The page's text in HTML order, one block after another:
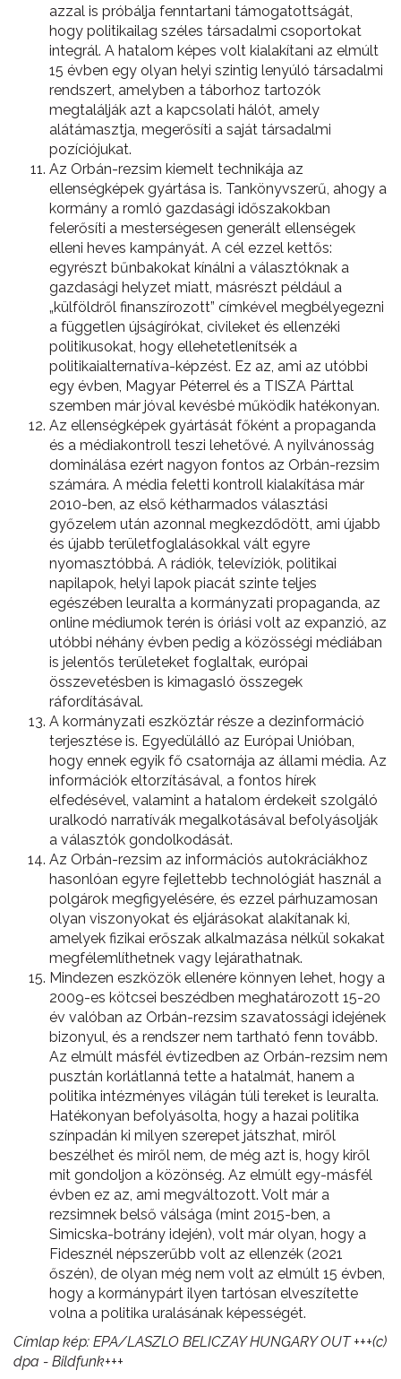
azzal is próbálja fenntartani támogatottságát,
hogy politikailag széles társadalmi csoportokat
integrál. A hatalom képes volt kialakítani az elmúlt
15 évben egy olyan helyi szintig lenyúló társadalmi
rendszert, amelyben a táborhoz tartozók
megtalálják azt a kapcsolati hálót, amely
alátámasztja, megerősíti a saját társadalmi
pozíciójukat.
Az Orbán-rezsim kiemelt technikája az
ellenségképek gyártása is. Tankönyvszerű, ahogy a
kormány a romló gazdasági időszakokban
felerősíti a mesterségesen generált ellenségek
elleni heves kampányát. A cél ezzel kettős:
egyrészt bűnbakokat kínálni a választóknak a
gazdasági helyzet miatt, másrészt például a
„külföldről finanszírozott” címkével megbélyegezni
a független újságírókat, civileket és ellenzéki
politikusokat, hogy ellehetetlenítsék a
politikaialternatíva-képzést. Ez az, ami az utóbbi
egy évben, Magyar Péterrel és a TISZA Párttal
szemben már jóval kevésbé működik hatékonyan.
Az ellenségképek gyártását főként a propaganda
és a médiakontroll teszi lehetővé. A nyilvánosság
dominálása ezért nagyon fontos az Orbán-rezsim
számára. A média feletti kontroll kialakítása már
2010-ben, az első kétharmados választási
győzelem után azonnal megkezdődött, ami újabb
és újabb területfoglalásokkal vált egyre
nyomasztóbbá. A rádiók, televíziók, politikai
napilapok, helyi lapok piacát szinte teljes
egészében leuralta a kormányzati propaganda, az
online médiumok terén is óriási volt az expanzió, az
utóbbi néhány évben pedig a közösségi médiában
is jelentős területeket foglaltak, európai
összevetésben is kimagasló összegek
ráfordításával.
A kormányzati eszköztár része a dezinformáció
terjesztése is. Egyedülálló az Európai Unióban,
hogy ennek egyik fő csatornája az állami média. Az
információk eltorzításával, a fontos hírek
elfedésével, valamint a hatalom érdekeit szolgáló
uralkodó narratívák megalkotásával befolyásolják
a választók gondolkodását.
Az Orbán-rezsim az információs autokráciákhoz
hasonlóan egyre fejlettebb technológiát használ a
polgárok megfigyelésére, és ezzel párhuzamosan
olyan viszonyokat és eljárásokat alakítanak ki,
amelyek fizikai erőszak alkalmazása nélkül sokakat
megfélemlíthetnek vagy lejárathatnak.
Mindezen eszközök ellenére könnyen lehet, hogy a
2009-es kötcsei beszédben meghatározott 15-20
év valóban az Orbán-rezsim szavatossági idejének
bizonyul, és a rendszer nem tartható fenn tovább.
Az elmúlt másfél évtizedben az Orbán-rezsim nem
pusztán korlátlanná tette a hatalmát, hanem a
politika intézményes világán túli tereket is leuralta.
Hatékonyan befolyásolta, hogy a hazai politika
színpadán ki milyen szerepet játszhat, miről
beszélhet és miről nem, de még azt is, hogy kiről
mit gondoljon a közönség. Az elmúlt egy-másfél
évben ez az, ami megváltozott. Volt már a
rezsimnek belső válsága (mint 2015-ben, a
Simicska-botrány idején), volt már olyan, hogy a
Fidesznél népszerűbb volt az ellenzék (2021
őszén), de olyan még nem volt az elmúlt 15 évben,
hogy a kormánypárt ilyen tartósan elveszítette
volna a politika uralásának képességét.
Címlap kép: EPA/LASZLO BELICZAY HUNGARY OUT +++(c)
dpa - Bildfunk+++